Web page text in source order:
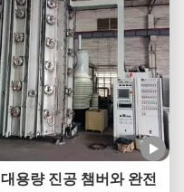
대용량 진공 챔버와 완전